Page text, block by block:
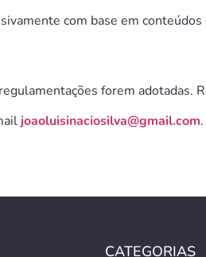
com base em
forem adotadas.
joaoluisinaciosilva@gmail.com.
CATEGORIAS